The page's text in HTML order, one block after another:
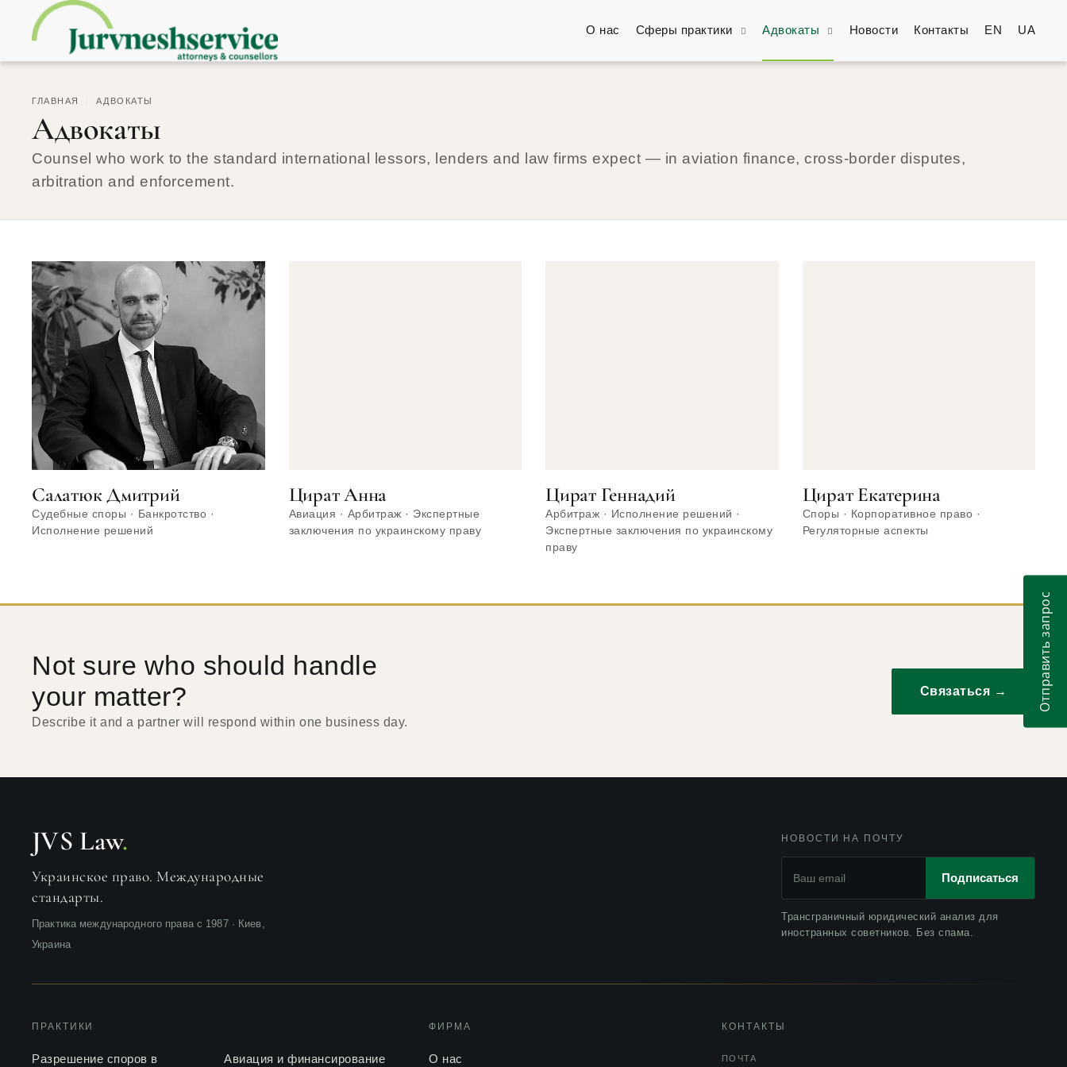
О нас Сферы практики Адвокаты Новости Контакты EN UA
ГЛАВНАЯ АДВОКАТЫ
Адвокаты
Counsel who work to the standard international lessors, lenders and law firms expect — in aviation finance, cross-border disputes,
arbitration and enforcement.
Салатюк Дмитрий
Судебные споры · Банкротство ·
Исполнение решений
Цират Анна
Авиация · Арбитраж · Экспертные
заключения по украинскому праву
Цират Геннадий
Арбитраж · Исполнение решений ·
Экспертные заключения по украинскому
праву
Цират Екатерина
Споры · Корпоративное право ·
Регуляторные аспекты
Not sure who should handle
your matter?
Describe it and a partner will respond within one business day.
Связаться →
JVS Law.
Украинское право. Международные
стандарты.
Практика международного права с 1987 · Киев,
Украина
НОВОСТИ НА ПОЧТУ
Подписаться
Трансграничный юридический анализ для
иностранных советников. Без спама.
ПРАКТИКИ
Разрешение споров в
Авиация и финансирование
ФИРМА
О нас
КОНТАКТЫ
ПОЧТА
Отправить запрос